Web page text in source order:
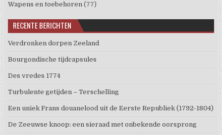
Wapens en toebehoren (77)
RECENTE BERICHTEN
Verdronken dorpen Zeeland
Bourgondische tijdcapsules
Des vredes 1774
Turbulente getijden – Terschelling
Een uniek Frans douanelood uit de Eerste Republiek (1792-1804)
De Zeeuwse knoop: een sieraad met onbekende oorsprong